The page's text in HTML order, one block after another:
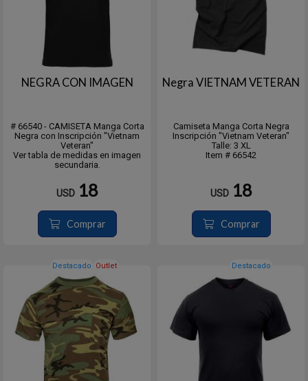
NEGRA CON IMAGEN
# 66540 - CAMISETA Manga Corta
Negra con Inscripción "Vietnam
Veteran"
Ver tabla de medidas en imagen
secundaria.
USD 18
Comprar
Negra VIETNAM VETERAN
Camiseta Manga Corta Negra
Inscripción "Vietnam Veteran"
Talle: 3 XL
Item # 66542
USD 18
Comprar
Destacado Outlet Destacado